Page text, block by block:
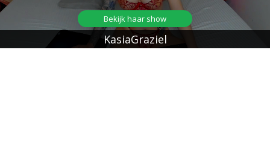
KasiaGraziel
Bekijk haar show